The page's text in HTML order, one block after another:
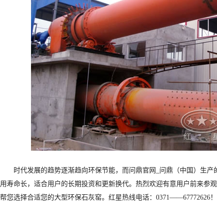
时代发展的趋势逐渐趋向环保节能，而问鼎官网_问鼎（中国）生
用寿命长，适合用户的长期投资和更新换代。热烈欢迎有意用户前来参
帮您选择合适您的大型环保石灰窑。红星热线电话：0371——67772626！